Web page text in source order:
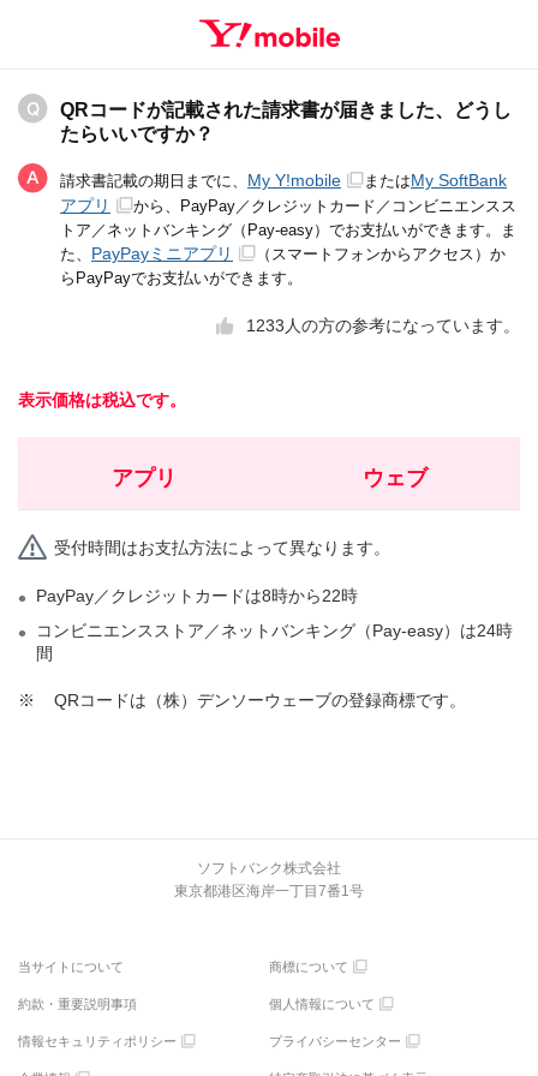
QRコードが記載された請求書が届きました、どうし
たらいいですか？
請求書記載の期日までに、 My Y!mobile またはMy SoftBank
アプリ
から、PayPay／クレジットカード／コンビニエンスス
トア／ネットバンキング（Pay-easy）でお支払いができます。ま
た、 PayPayミニアプリ
（スマートフォンからアクセス）か
らPayPayでお支払いができます。
1233 人の方の参考になっています。
表示価格は税込です。
アプリ ウェブ
受付時間はお支払方法によって異なります。
PayPay／クレジットカードは8時から22時
コンビニエンスストア／ネットバンキング（Pay-easy）は24時
間
※ QRコードは（株）デンソーウェーブの登録商標です。
ソフトバンク株式会社
東京都港区海岸一丁目7番1号
当サイトについて 商標について
約款・重要説明事項 個人情報について
情報セキュリティポリシー プライバシーセンター